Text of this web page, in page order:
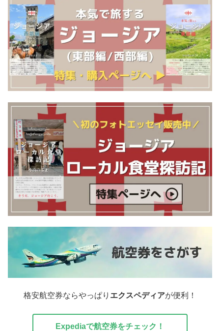
格安航空券ならやっぱり エクスペディアが便利！
Expediaで航空券をチェック！